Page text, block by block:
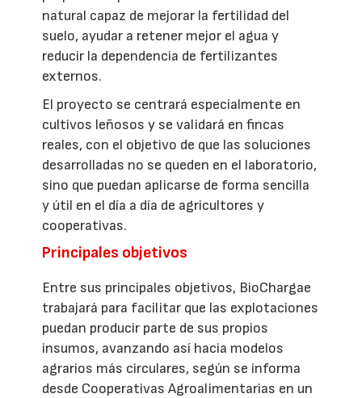
natural capaz de mejorar la fertilidad del
suelo, ayudar a retener mejor el agua y
reducir la dependencia de fertilizantes
externos.
El proyecto se centrará especialmente en
cultivos leñosos y se validará en fincas
reales, con el objetivo de que las soluciones
desarrolladas no se queden en el laboratorio,
sino que puedan aplicarse de forma sencilla
y útil en el día a día de agricultores y
cooperativas.
Principales objetivos
Entre sus principales objetivos, BioChargae
trabajará para facilitar que las explotaciones
puedan producir parte de sus propios
insumos, avanzando así hacia modelos
agrarios más circulares, según se informa
desde Cooperativas Agroalimentarias en un